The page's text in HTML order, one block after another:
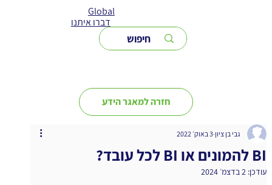
Global
דברו איתנו
חזרה למאגר הידע
BI להמונים או BI לכל עובד?
גבי בן ציון 3 באוק׳ 2022
עודכן: 2 בדצמ׳ 2024